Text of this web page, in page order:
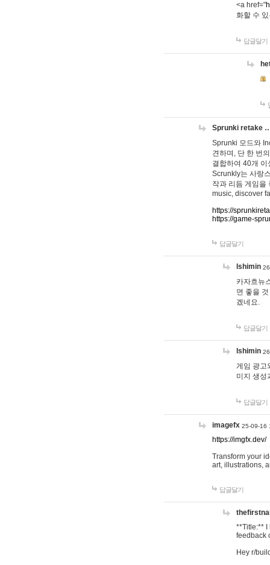
<a href="
화할 수
답글달기
Sprunki retake
Sprunki 모드와
견하며, 단 한 번
결합하여 40개
Scrunkly는 사랑
작과 리듬 게임을
music, discover
https://
https://game-
답글달기
lshimin
카자흐뉴
면 좋을
겠네요.
답글달기
lshimin
게임 광고
미지 생성
답글달기
imagefx 25-09-16
https://imgfx.dev/
Transform your
art, illustrations,
답글달기
**Title:** I
feedback
Hey r/